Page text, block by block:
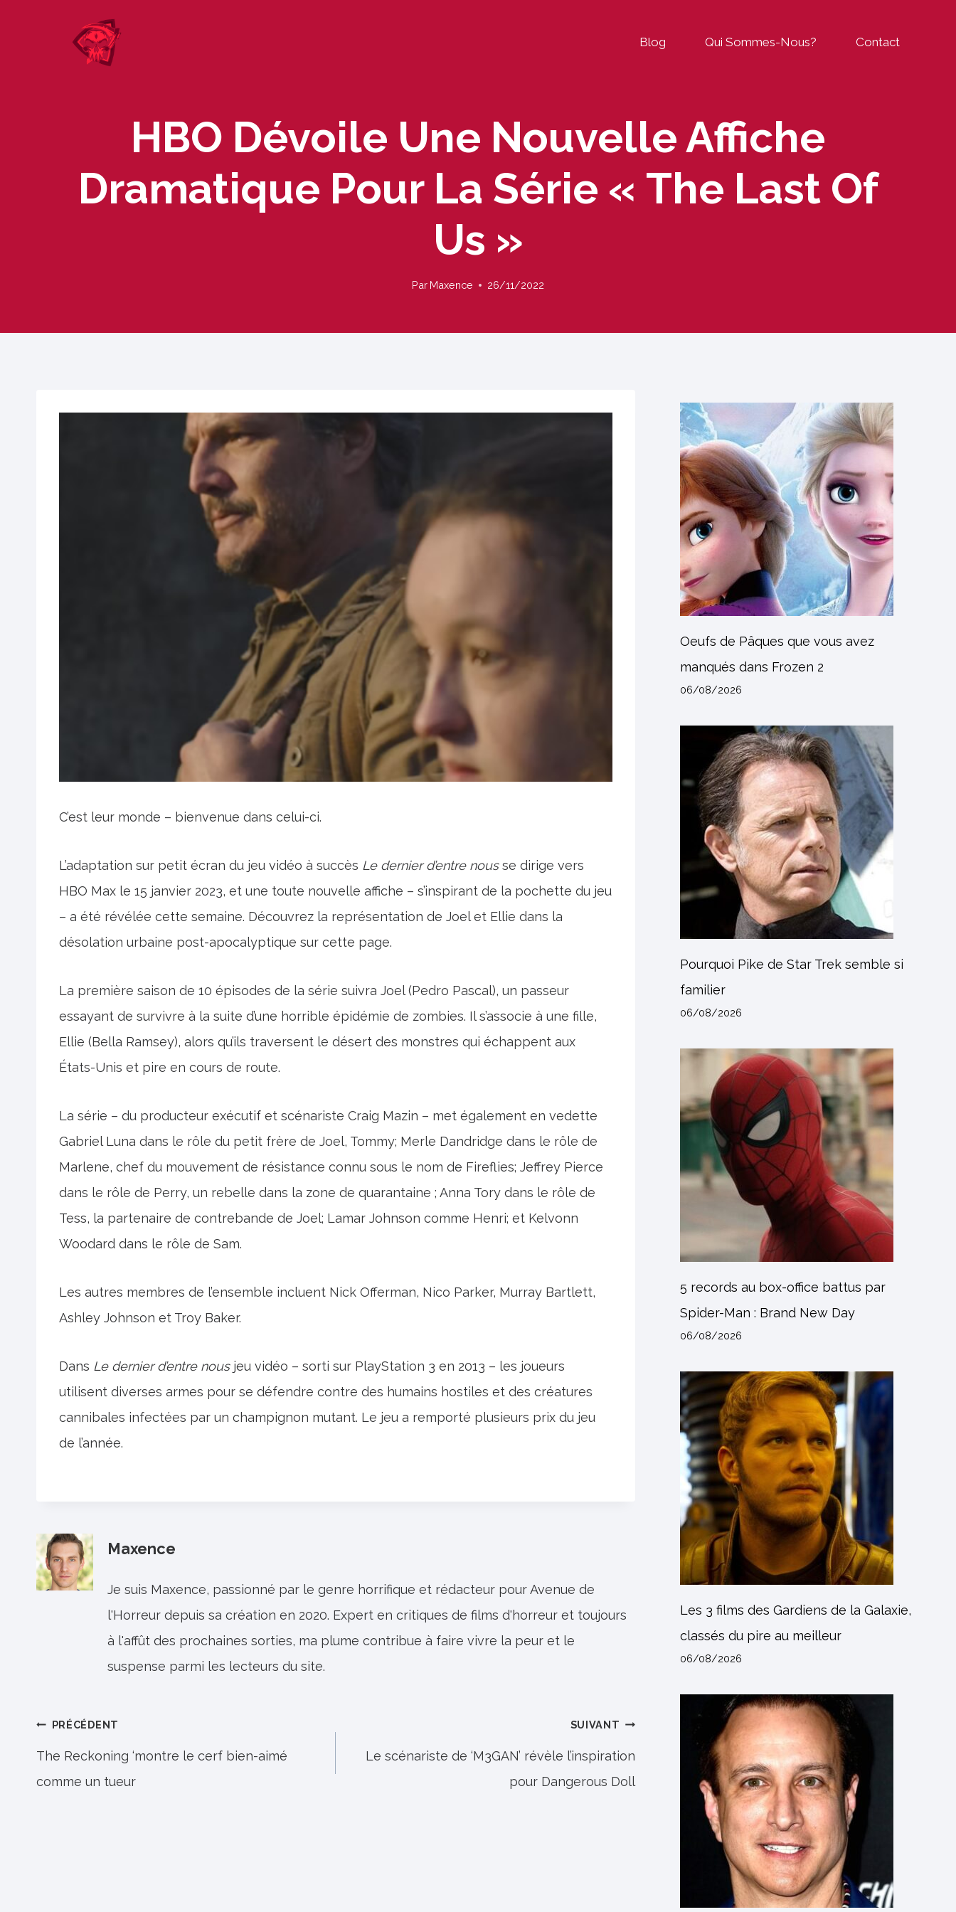
Blog Qui Sommes-Nous? Contact
HBO Dévoile Une Nouvelle Affiche
Dramatique Pour La Série « The Last Of
Us »
Par Maxence 26/11/2022
C’est leur monde – bienvenue dans celui-ci.
L’adaptation sur petit écran du jeu vidéo à succès Le dernier d’entre nousse dirige vers
HBO Max le 15 janvier 2023, et une toute nouvelle affiche – s’inspirant de la pochette du jeu
– a été révélée cette semaine. Découvrez la représentation de Joel et Ellie dans la
désolation urbaine post-apocalyptique sur cette page.
La première saison de 10 épisodes de la série suivra Joel (Pedro Pascal), un passeur
essayant de survivre à la suite d’une horrible épidémie de zombies. Il s’associe à une fille,
Ellie (Bella Ramsey), alors qu’ils traversent le désert des monstres qui échappent aux
États-Unis et pire en cours de route.
La série – du producteur exécutif et scénariste Craig Mazin – met également en vedette
Gabriel Luna dans le rôle du petit frère de Joel, Tommy; Merle Dandridge dans le rôle de
Marlene, chef du mouvement de résistance connu sous le nom de Fireflies; Jeffrey Pierce
dans le rôle de Perry, un rebelle dans la zone de quarantaine ; Anna Tory dans le rôle de
Tess, la partenaire de contrebande de Joel; Lamar Johnson comme Henri; et Kelvonn
Woodard dans le rôle de Sam.
Les autres membres de l’ensemble incluent Nick Offerman, Nico Parker, Murray Bartlett,
Ashley Johnson et Troy Baker.
Dans Le dernier d’entre nousjeu vidéo – sorti sur PlayStation 3 en 2013 – les joueurs
utilisent diverses armes pour se défendre contre des humains hostiles et des créatures
cannibales infectées par un champignon mutant. Le jeu a remporté plusieurs prix du jeu
de l’année.
Maxence
Je suis Maxence, passionné par le genre horrifique et rédacteur pour Avenue de
l'Horreur depuis sa création en 2020. Expert en critiques de films d'horreur et toujours
à l'affût des prochaines sorties, ma plume contribue à faire vivre la peur et le
suspense parmi les lecteurs du site.
Navigation
de
l’article
PRÉCÉDENT
The Reckoning ‘montre le cerf bien-aimé
comme un tueur
SUIVANT
Le scénariste de ‘M3GAN’ révèle l’inspiration
pour Dangerous Doll
Oeufs de Pâques que vous avez
manqués dans Frozen 2
06/08/2026
Pourquoi Pike de Star Trek semble si
familier
06/08/2026
5 records au box-office battus par
Spider-Man : Brand New Day
06/08/2026
Les 3 films des Gardiens de la Galaxie,
classés du pire au meilleur
06/08/2026